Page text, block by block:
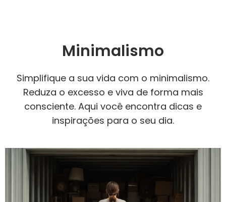
Minimalismo
Simplifique a sua vida com o minimalismo.
Reduza o excesso e viva de forma mais
consciente. Aqui você encontra dicas e
inspirações para o seu dia.